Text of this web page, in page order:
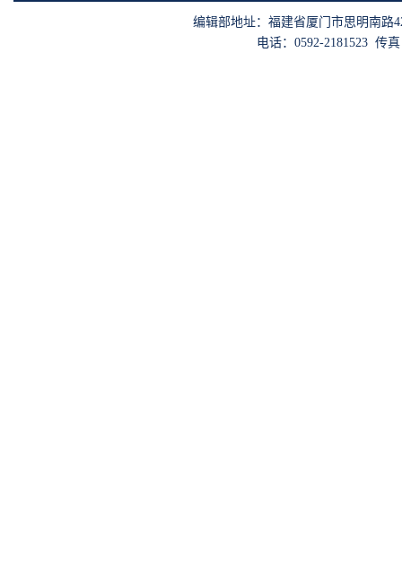
编辑部地址：福建省厦门市思明南路
电话：0592-2181523 传